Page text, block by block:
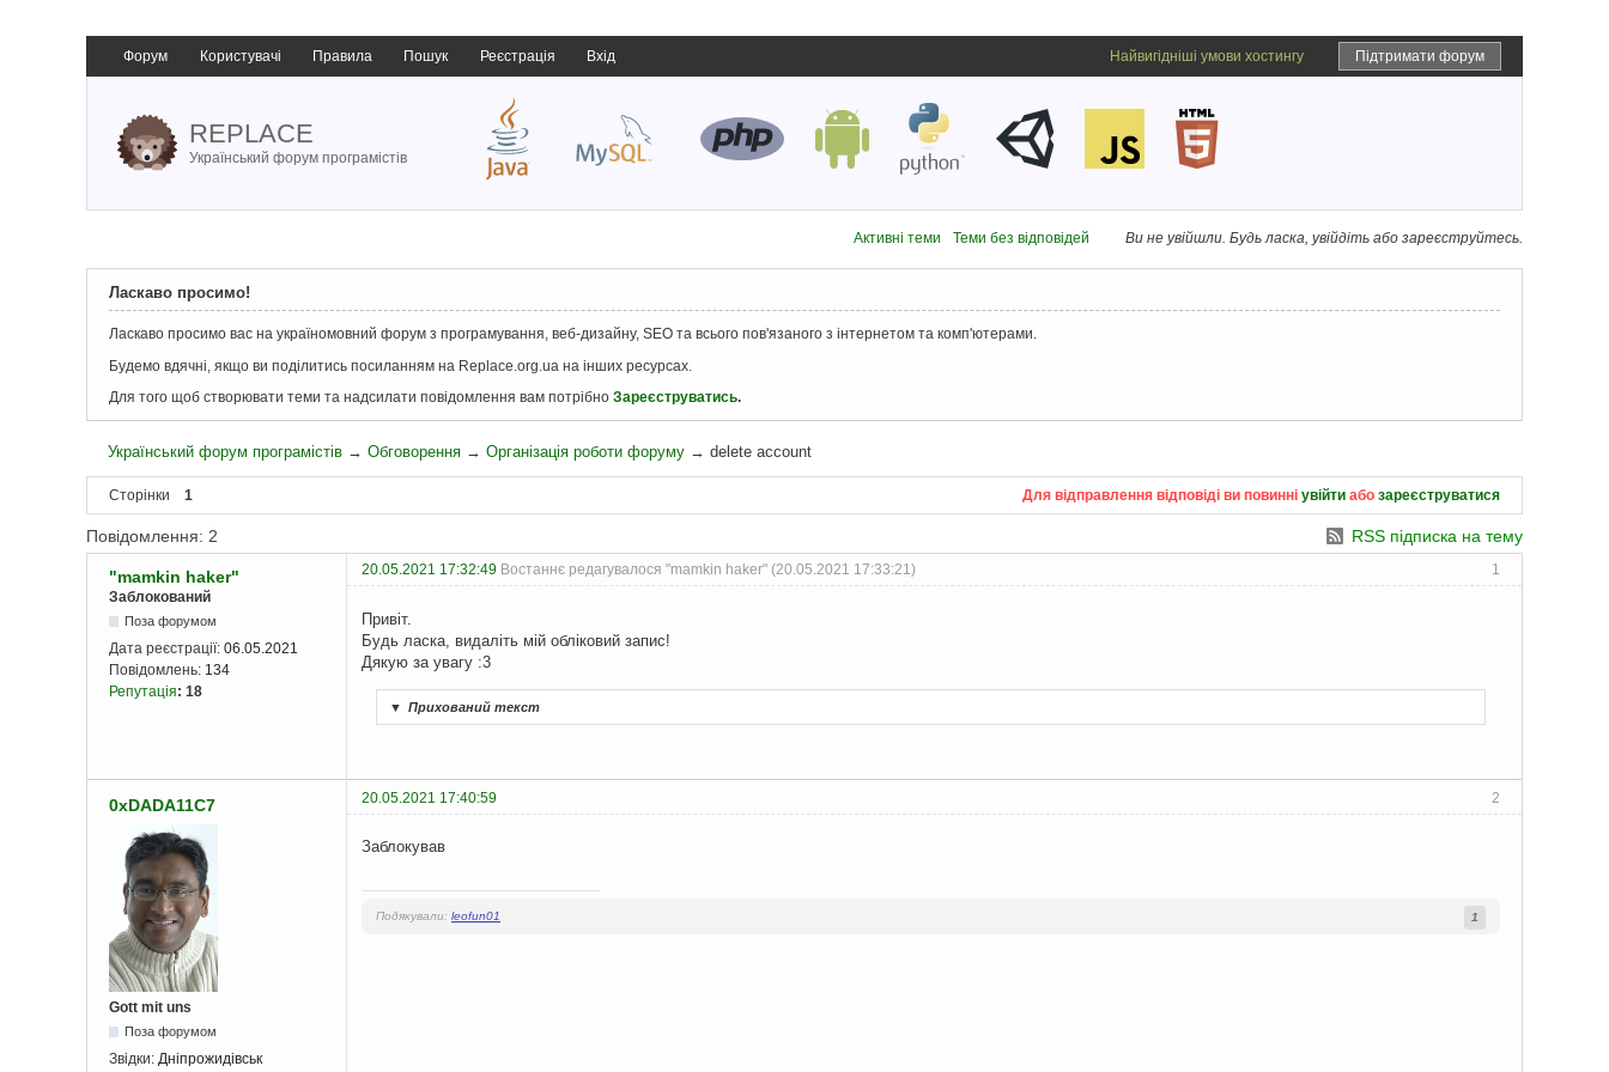
Форум Користувачі Правила Пошук Реєстрація Вхід Підтримати форум
Найвигідніші умови хостингу
REPLACE
Український форум програмістів
Ви не увійшли. Будь ласка, увійдіть або зареєструйтесь.
Активні теми Теми без відповідей
Ласкаво просимо!
Ласкаво просимо вас на україномовний форум з програмування, веб-дизайну, SEO та всього пов'язаного з інтернетом та комп'ютерами.
Будемо вдячні, якщо ви поділитись посиланням на Replace.org.ua на інших ресурсах.
Для того щоб створювати теми та надсилати повідомлення вам потрібно Зареєструватись.
Український форум програмістів →Обговорення →Організація роботи форуму →delete account
Сторінки 1 Для відправлення відповіді ви повинні увійти або зареєструватися
RSS підписка на тему
Повідомлення: 2
1
"mamkin haker" 20.05.2021 17:32:49 Востаннє редагувалося "mamkin haker" (20.05.2021 17:33:21)
Заблокований
Поза форумом
Дата реєстрації: 06.05.2021
Повідомлень: 134
Репутація: 18
Привіт.
Будь ласка, видаліть мій обліковий запис!
Дякую за увагу :3
▼ Прихований текст
2
0xDADA11C7 20.05.2021 17:40:59
Gott mit uns
Поза форумом
Звідки: Дніпрожидівськ
Заблокував
Подякували: leofun01 1